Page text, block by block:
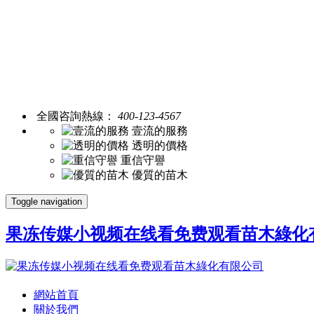
全國咨詢熱線： 400-123-4567
壹流的服務
透明的價格
重信守譽
優質的苗木
Toggle navigation
果冻传媒小视频在线看免费观看苗木綠化
網站首頁
關於我們